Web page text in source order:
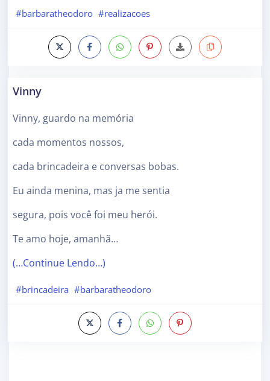
#barbaratheodoro #realizacoes
Vinny
Vinny, guardo na memória
cada momentos nossos,
cada brincadeira e conversas bobas.
Eu ainda menina, mas ja me sentia
segura, pois você foi meu herói.
Te amo hoje, amanhã…
(…Continue Lendo…)
#brincadeira #barbaratheodoro